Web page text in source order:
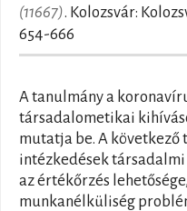
(11667). Kolozsvár:
654-666
A tanulmány a
társadalometikai
mutatja be. A
intézkedések
az értékőrzés
munkanélküliség